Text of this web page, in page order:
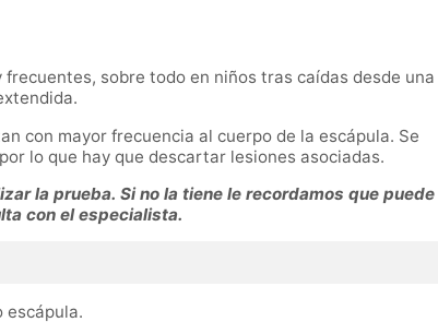
frecuentes, sobre todo en niños tras caídas desde una
con mayor frecuencia al cuerpo de la escápula. Se
lo que hay que descartar lesiones asociadas.
la prueba. Si no la tiene le recordamos que puede
con el especialista.
escápula.